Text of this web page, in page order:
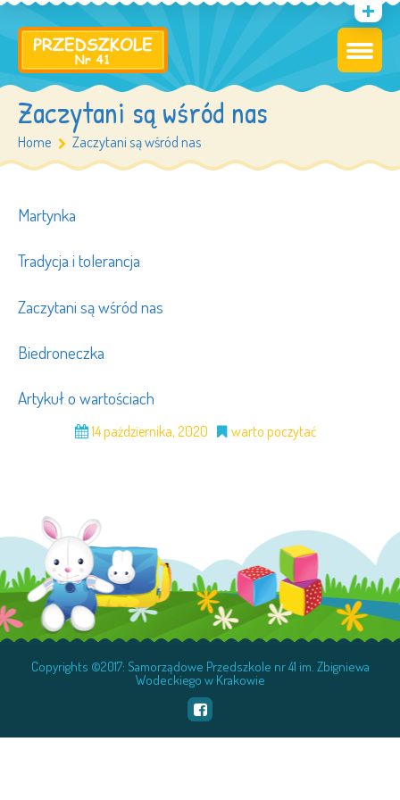
Zaczytani są wśród nas
Home Zaczytani są wśród nas
Martynka
Tradycja i tolerancja
Zaczytani są wśród nas
Biedroneczka
Artykuł o wartościach
14 października, 2020 warto poczytać
Copyrights ©2017: Samorządowe Przedszkole nr 41 im. Zbigniewa
Wodeckiego w Krakowie